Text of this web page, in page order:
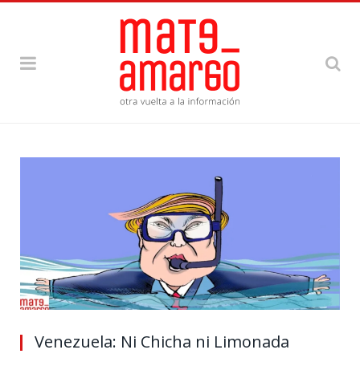
Venezuela: Ni Chicha ni Limonada